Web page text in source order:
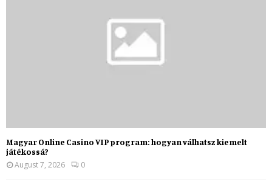
Magyar Online Casino VIP program: hogyan válhatsz kiemelt
játékossá?
August 7, 2026
0